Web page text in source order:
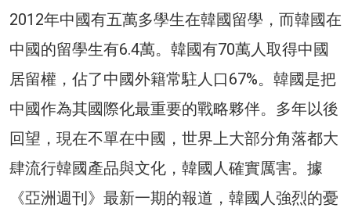
2012年中國有五萬多學生在韓國留學，而韓國在
中國的留學生有6.4萬。韓國有70萬人取得中國
居留權，佔了中國外籍常駐人口67%。韓國是把
中國作為其國際化最重要的戰略夥伴。多年以後
回望，現在不單在中國，世界上大部分角落都大
肆流行韓國產品與文化，韓國人確實厲害。據
《亞洲週刊》最新一期的報道，韓國人強烈的憂